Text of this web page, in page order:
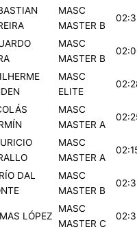
MASC
MASTER B
MASC
MASTER B
MASC
ELITE
MASC
MASTER A
MASC
MASTER A
DAL
MASC
MASTER B
LÓPEZ
MASC
MASTER C